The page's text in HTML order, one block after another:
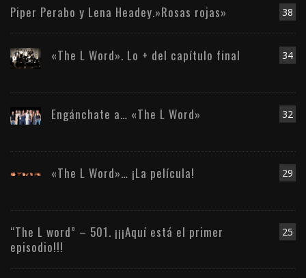
38
Piper Perabo y Lena Headey.»Rosas rojas»
34
«The L Word». Lo + del capítulo final
32
Engánchate a… «The L Word»
29
«The L Word»… ¡La película!
25
“The L word” – 501. ¡¡¡Aquí está el primer
episodio!!!